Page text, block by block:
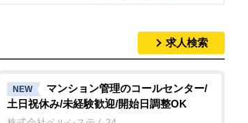
求人検索
NEW
マンション管理のコールセンター/
土日祝休み/未経験歓迎/開始日調整OK